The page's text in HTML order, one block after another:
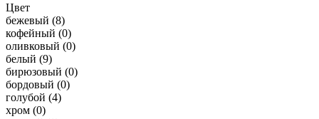
Цвет
бежевый (8)
кофейный (0)
оливковый (0)
белый (9)
бирюзовый (0)
бордовый (0)
голубой (4)
хром (0)